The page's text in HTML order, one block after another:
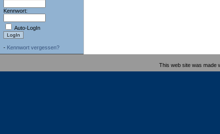
Kennwort:
Auto-LogIn
- Kennwort vergessen?
This web site was made